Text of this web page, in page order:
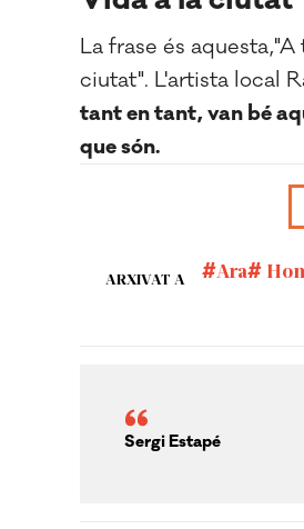
La frase és
ciutat". L'artista local
tant en tant, van bé
que són.
ARXIVAT A Ara
Sergi Estapé